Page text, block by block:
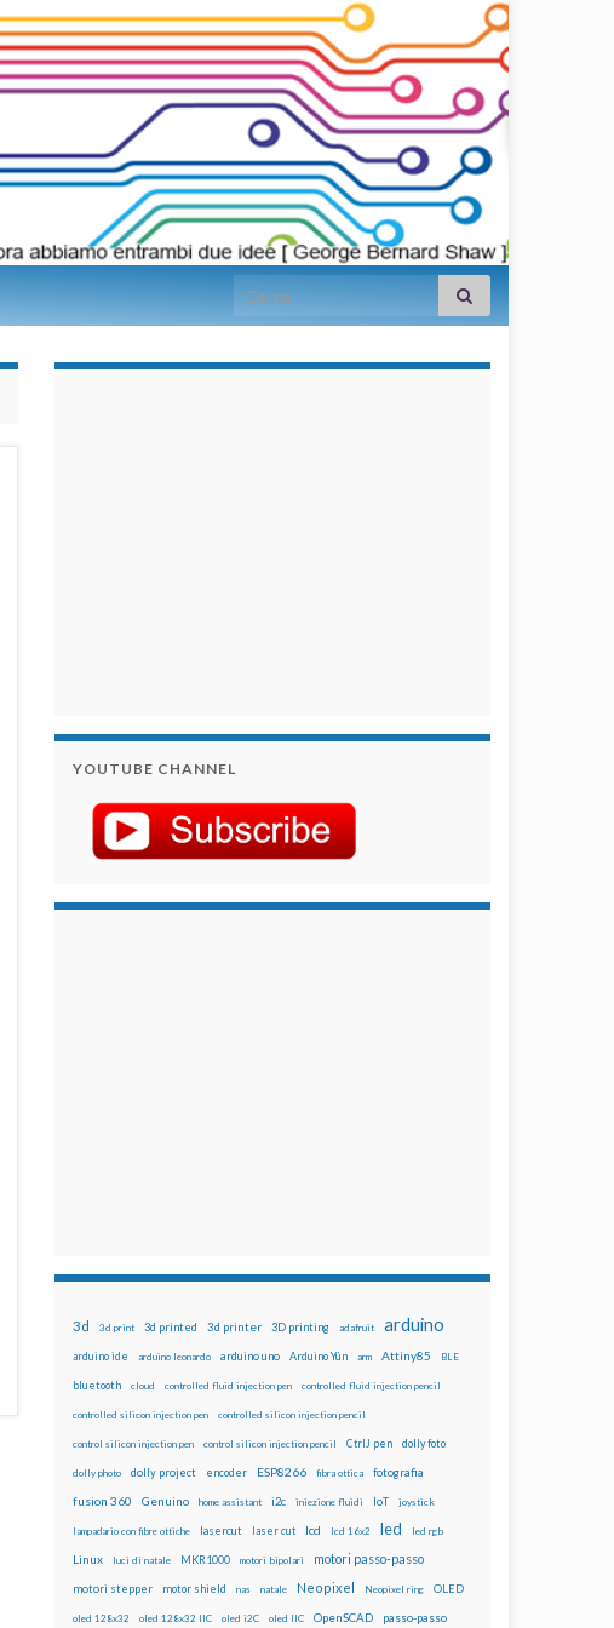
Search for:
YOUTUBE CHANNEL
3d 3d print 3d printed 3d printer 3D printing adafruit arduino
arduino ide arduino leonardo arduino uno Arduino Yún arm Attiny85 BLE
bluetooth cloud controlled fluid injection pen controlled fluid injection pencil
controlled silicon injection pen controlled silicon injection pencil
control silicon injection pen control silicon injection pencil CtrlJ pen dolly foto
dolly photo dolly project encoder ESP8266 fibra ottica fotografia
fusion 360 Genuino home assistant i2c iniezione fluidi IoT joystick
lampadario con fibre ottiche lasercut laser cut lcd lcd 16x2 led led rgb
Linux luci di natale MKR1000 motori bipolari motori passo-passo
motori stepper motor shield nas natale Neopixel Neopixel ring OLED
oled 128x32 oled 128x32 IIC oled i2C oled IIC OpenSCAD passo-passo